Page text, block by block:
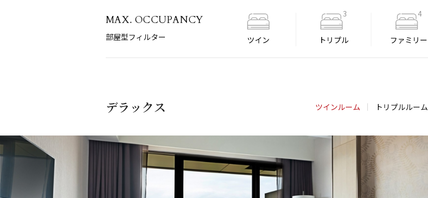
MAX. OCCUPANCY
部屋型フィルター ツイン
3
トリプル
4
ファミリー
デラックス ツインルーム トリプルルーム